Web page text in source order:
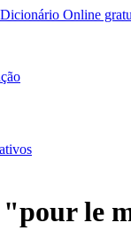
le